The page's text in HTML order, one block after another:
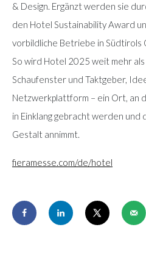
& Design. Ergänzt werden sie
den Hotel Sustainability Award
vorbildliche Betriebe in Südtirols
So wird Hotel 2025 weit mehr
Schaufenster und Taktgeber,
Netzwerkplattform – ein Ort, an
in Einklang gebracht werden und
Gestalt annimmt.
fieramesse.com/de/hotel